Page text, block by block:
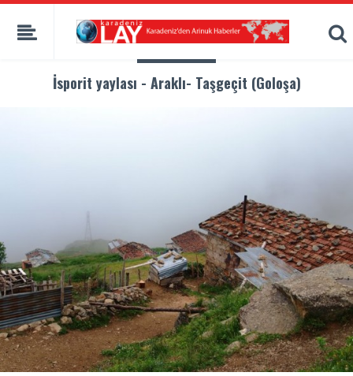
İsporit yaylası - Araklı- Taşgeçit (Goloşa)